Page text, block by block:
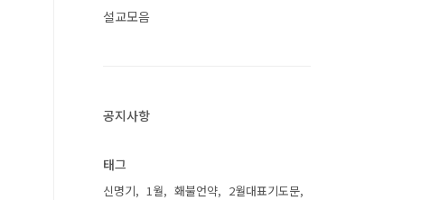
설교모음
공지사항
태그
신명기 1월 홰불언약
2월대표기도문